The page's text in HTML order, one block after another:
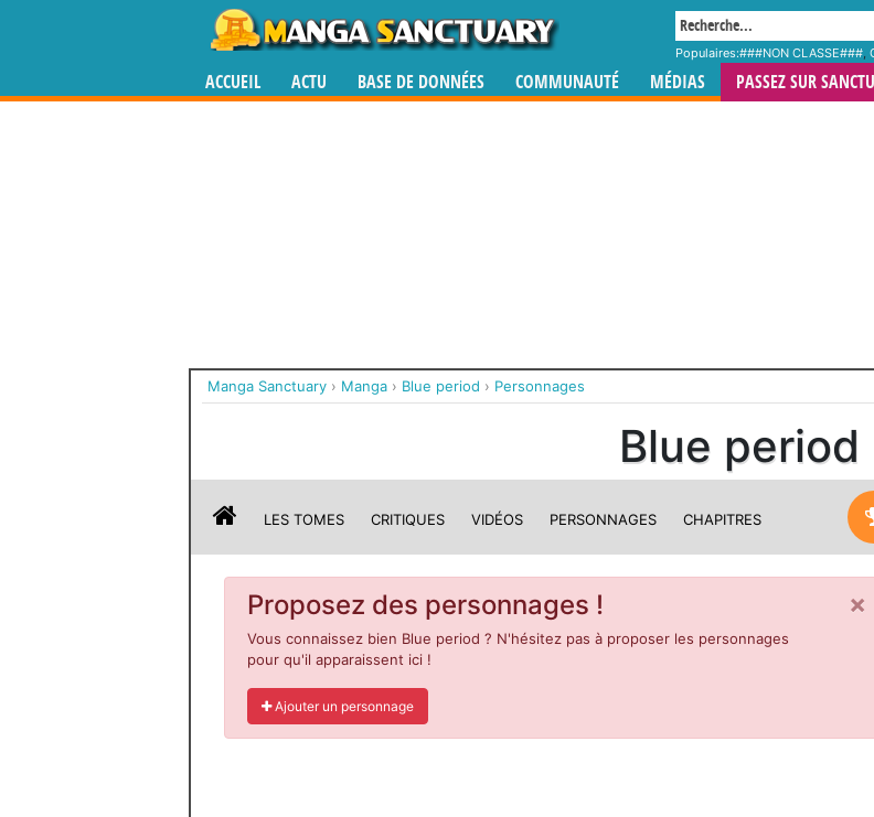
Populaires:###NON CLASSE###,
ACCUEIL ACTU BASE DE DONNÉES COMMUNAUTÉ MÉDIAS PASSEZ SUR
Manga Sanctuary › Manga › Blue period › Personnages
Blue period
LES TOMES CRITIQUES VIDÉOS PERSONNAGES CHAPITRES
×
Proposez des personnages !
Vous connaissez bien Blue period ? N'hésitez pas à proposer les personnages
pour qu'il apparaissent ici !
Ajouter un personnage